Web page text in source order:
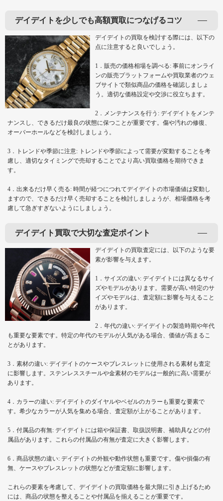
デイデイトを少しでも高額買取につなげるコツ
デイデイトの買取を検討する際には、以下の
点に注意すると良いでしょう。
1．販売の価格相場を調べる: 事前にオンライ
ンの販売プラットフォームや買取業者のウェ
ブサイトで類似商品の価格を確認しましょ
う。適切な価格設定や交渉に役立ちます。
2．メンテナンスを行う: デイデイトをメンテ
ナンスし、できるだけ最良の状態に保つことが重要です。傷や汚れの修復、
オーバーホールなどを検討しましょう。
3．トレンドや季節に注意: トレンドや季節によって需要が変動することを考
慮し、適切なタイミングで売却することでより高い買取価格を期待できま
す。
4．出来るだけ早く売る: 時間が経つにつれてデイデイトの市場価値は変動し
ますので、できるだけ早く売却することを検討しましょうが、相場価格を考
慮して急ぎすぎないようにしましょう。
デイデイト買取で大切な査定ポイント
デイデイトの買取査定には、以下のような要
素が影響を与えます。
1．サイズの違い: デイデイトには異なるサイ
ズやモデルがあります。需要が高い特定のサ
イズやモデルは、査定額に影響を与えること
があります。
2．年代の違い: デイデイトの製造時期や年代
も重要な要素です。特定の年代のモデルが人気がある場合、価値が高まるこ
とがあります。
3．素材の違い: デイデイトのケースやブレスレットに使用される素材も査定
に影響します。ステンレススチールや金素材のモデルは一般的に高い需要が
あります。
4．カラーの違い: デイデイトのダイヤルやベゼルのカラーも重要な要素で
す。希少なカラーが人気を集める場合、査定額が上がることがあります。
5．付属品の有無: デイデイトには箱や保証書、取扱説明書、補助具などの付
属品があります。これらの付属品の有無が査定に大きく影響します。
6．商品状態の違い: デイデイトの外観や動作状態も重要です。傷や損傷の有
無、ケースやブレスレットの状態などが査定額に影響します。
これらの要素を考慮して、デイデイトの買取価格を最大限に引き上げるため
には、商品の状態を整えることや付属品を揃えることが重要です。